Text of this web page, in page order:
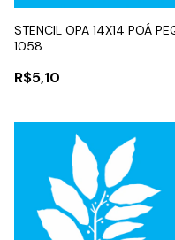
STENCIL OPA 14X14 POÁ
1058
R$5,10